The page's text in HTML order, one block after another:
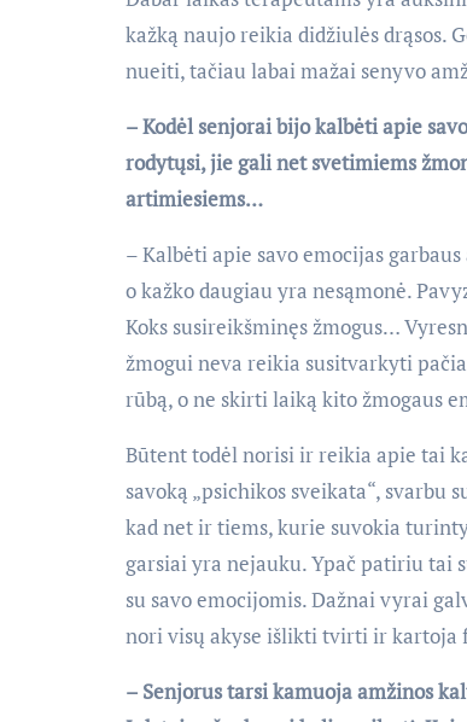
kažką naujo reikia didžiulės drąsos.
nueiti, tačiau labai mažai senyvo
– Kodėl senjorai bijo kalbėti apie
rodytųsi, jie gali net svetimiems
artimiesiems…
– Kalbėti apie savo emocijas
o kažko daugiau yra nesąmonė.
Koks susireikšminęs žmogus…
žmogui neva reikia susitvarkyti
rūbą, o ne skirti laiką kito žmogaus
Būtent todėl norisi ir reikia apie tai
savoką „psichikos sveikata“,
kad net ir tiems, kurie suvokia
garsiai yra nejauku. Ypač patiriu tai
su savo emocijomis. Dažnai vyrai
nori visų akyse išlikti tvirti ir kartoja
– Senjorus tarsi kamuoja amžinos